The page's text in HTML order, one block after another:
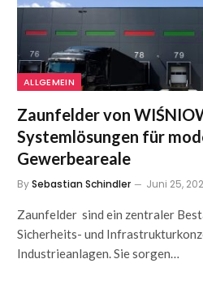
ALLGEMEIN
Zaunfelder von
Systemlösungen für
Gewerbeareale
BySebastian Schindler Juni 25,
Zaunfelder sind ein zentraler
Sicherheits- und
Industrieanlagen. Sie sorgen…